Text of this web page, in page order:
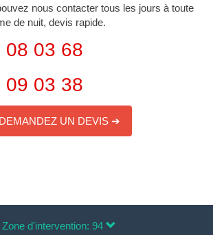
nous contacter tous les jours à toute
de nuit, devis rapide.
08 03 68
09 03 38
DEMANDEZ UN DEVIS ➔
Zone d'intervention: 94